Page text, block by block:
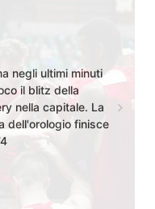
negli ultimi minuti
il blitz della
nella capitale. La
dell'orologio finisce